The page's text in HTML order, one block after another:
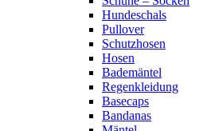
Hundeschals
Pullover
Schutzhosen
Hosen
Bademäntel
Regenkleidung
Basecaps
Bandanas